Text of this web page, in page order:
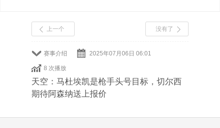
赛事介绍 2025年07月06日 06:01
8 次播放
上一个 没有了
天空：马杜埃凯是枪手头号目标，切尔西
期待阿森纳送上报价